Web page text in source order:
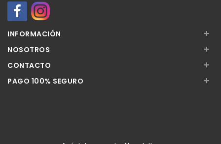
INFORMACIÓN +
NOSOTROS +
CONTACTO +
PAGO 100% SEGURO +